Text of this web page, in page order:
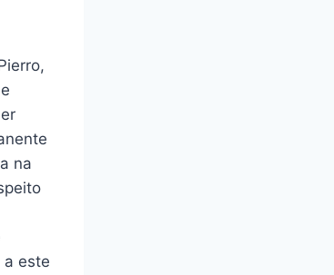
na
a este